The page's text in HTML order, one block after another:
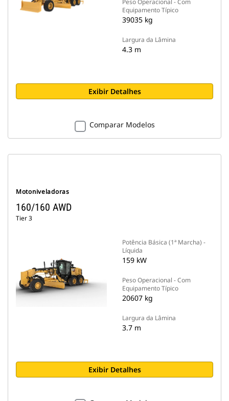
Peso Operacional - Com
Equipamento Típico
39035 kg
Largura da Lâmina
4.3 m
Exibir Detalhes
Comparar Modelos
Motoniveladoras
160/160 AWD
Tier 3
Potência Básica (1ª Marcha) -
Líquida
159 kW
Peso Operacional - Com
Equipamento Típico
20607 kg
Largura da Lâmina
3.7 m
Exibir Detalhes